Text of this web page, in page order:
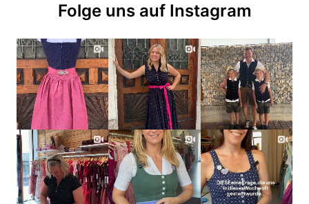
Folge uns auf Instagram